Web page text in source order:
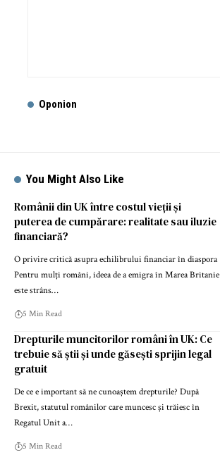
Oponion
You Might Also Like
Românii din UK între costul vieții și
puterea de cumpărare: realitate sau iluzie
financiară?
O privire critică asupra echilibrului financiar în diaspora
Pentru mulți români, ideea de a emigra în Marea Britanie
este strâns…
5 Min Read
Drepturile muncitorilor români în UK: Ce
trebuie să știi și unde găsești sprijin legal
gratuit
De ce e important să ne cunoaștem drepturile? După
Brexit, statutul românilor care muncesc și trăiesc în
Regatul Unit a…
5 Min Read